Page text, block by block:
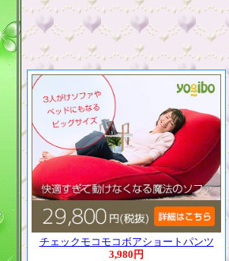
チェックモコモコボアショートパンツ
3,980円